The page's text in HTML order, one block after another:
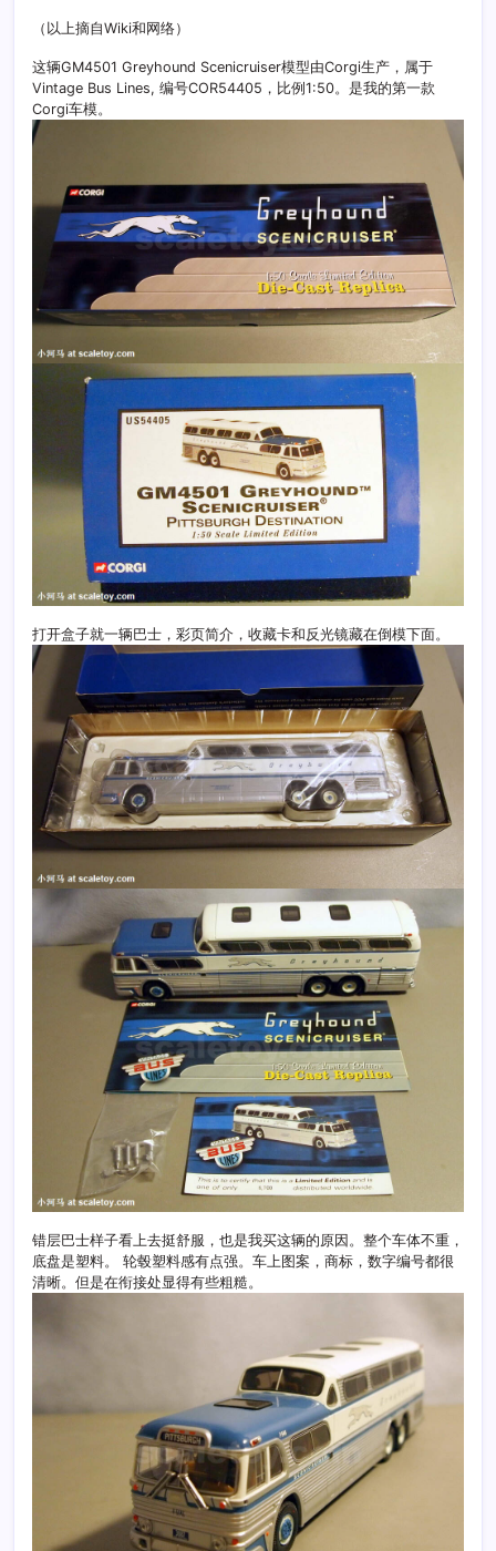
（以上摘自Wiki和网络）
这辆GM4501 Greyhound Scenicruiser模型由Corgi生产，属于
Vintage Bus Lines, 编号COR54405，比例1:50。是我的第一款
Corgi车模。
打开盒子就一辆巴士，彩页简介，收藏卡和反光镜藏在倒模下面。
错层巴士样子看上去挺舒服，也是我买这辆的原因。整个车体不重，
底盘是塑料。 轮毂塑料感有点强。车上图案，商标，数字编号都很
清晰。但是在衔接处显得有些粗糙。